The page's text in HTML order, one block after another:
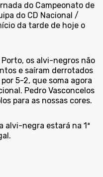
do Campeonato de
do CD Nacional /
da tarde de hoje o
os alvi-negros não
e saíram derrotados
5-2, que soma agora
Pedro Vasconcelos
para as nossas cores.
alvi-negra estará na 1ª